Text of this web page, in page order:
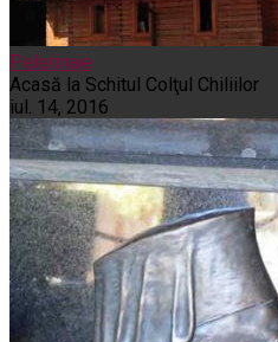
Pelerinaje
Acasă la Schitul Colţul Chiliilor
iul. 14, 2016